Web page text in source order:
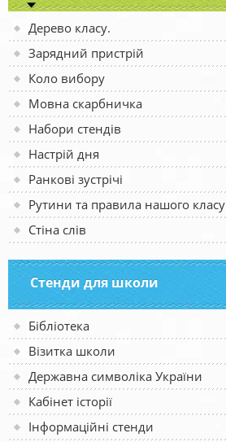
Дерево класу.
Зарядний пристрій
Коло вибору
Мовна скарбничка
Набори стендів
Настрій дня
Ранкові зустрічі
Рутини та правила нашого класу
Стіна слів
Стенди для школи
Бібліотека
Візитка школи
Державна символіка України
Кабінет історії
Інформаційні стенди